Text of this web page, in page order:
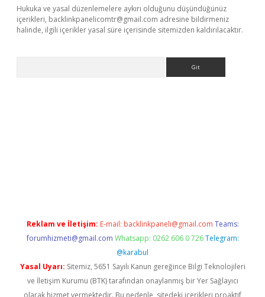
Hukuka ve yasal düzenlemelere aykırı olduğunu düşündüğünüz
içerikleri, backlinkpanelicomtr@gmail.com adresine bildirmeniz
halinde, ilgili içerikler yasal süre içerisinde sitemizden kaldırılacaktır.
Reklam ve İletişim: E-mail: backlinkpaneli@gmail.com Teams:
forumhizmeti@gmail.com Whatsapp: 0262 606 0 726 Telegram:
@karabul
Yasal Uyarı: Sitemiz, 5651 Sayılı Kanun gereğince Bilgi Teknolojileri
ve İletişim Kurumu (BTK) tarafından onaylanmış bir Yer Sağlayıcı
olarak hizmet vermektedir. Bu nedenle, sitedeki içerikleri proaktif